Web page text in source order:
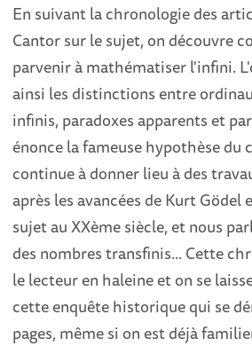
En suivant la chronologie des
Cantor sur le sujet, on découvre
parvenir à mathématiser l'infini.
ainsi les distinctions entre
infinis, paradoxes apparents et
énonce la fameuse hypothèse du
continue à donner lieu à des
après les avancées de Kurt Gödel
sujet au XXème siècle, et nous
des nombres transfinis... Cette
le lecteur en haleine et on se
cette enquête historique qui se
pages, même si on est déjà